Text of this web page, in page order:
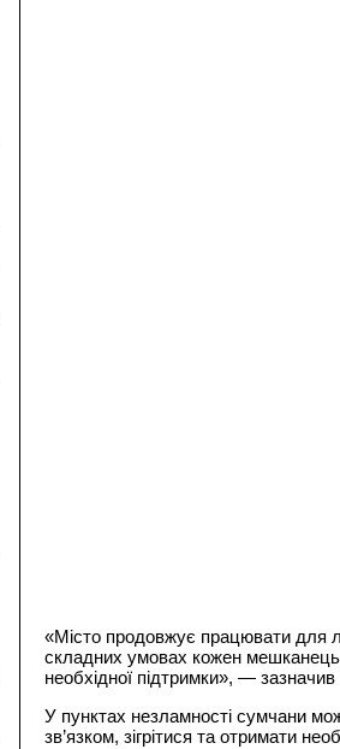
«Місто продовжує працювати
складних умовах кожен
необхідної підтримки», —
У пунктах незламності сумчани
зв’язком, зігрітися та отримати